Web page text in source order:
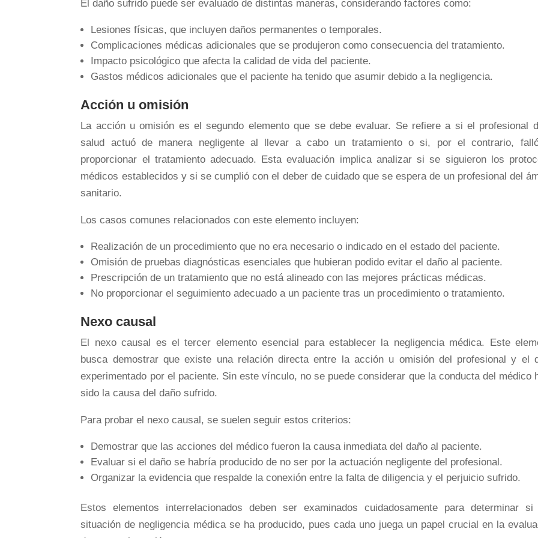
El daño sufrido puede ser evaluado de distintas maneras, considerando factores como:
Lesiones físicas, que incluyen daños permanentes o temporales.
Complicaciones médicas adicionales que se produjeron como consecuencia del tratamiento.
Impacto psicológico que afecta la calidad de vida del paciente.
Gastos médicos adicionales que el paciente ha tenido que asumir debido a la negligencia.
Acción u omisión
La acción u omisión es el segundo elemento que se debe evaluar. Se refiere a si el profesional
salud actuó de manera negligente al llevar a cabo un tratamiento o si, por el contrario,
proporcionar el tratamiento adecuado. Esta evaluación implica analizar si se siguieron los
médicos establecidos y si se cumplió con el deber de cuidado que se espera de un profesional del
sanitario.
Los casos comunes relacionados con este elemento incluyen:
Realización de un procedimiento que no era necesario o indicado en el estado del paciente.
Omisión de pruebas diagnósticas esenciales que hubieran podido evitar el daño al paciente.
Prescripción de un tratamiento que no está alineado con las mejores prácticas médicas.
No proporcionar el seguimiento adecuado a un paciente tras un procedimiento o tratamiento.
Nexo causal
El nexo causal es el tercer elemento esencial para establecer la negligencia médica. Este
busca demostrar que existe una relación directa entre la acción u omisión del profesional y el
experimentado por el paciente. Sin este vínculo, no se puede considerar que la conducta del médico
sido la causa del daño sufrido.
Para probar el nexo causal, se suelen seguir estos criterios:
Demostrar que las acciones del médico fueron la causa inmediata del daño al paciente.
Evaluar si el daño se habría producido de no ser por la actuación negligente del profesional.
Organizar la evidencia que respalde la conexión entre la falta de diligencia y el perjuicio sufrido.
Estos elementos interrelacionados deben ser examinados cuidadosamente para determinar si
situación de negligencia médica se ha producido, pues cada uno juega un papel crucial en la